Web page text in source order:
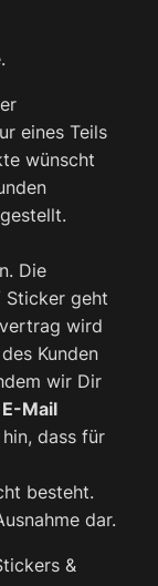
eines Teils
wünscht
Die
Sticker geht
wird
Kunden
wir Dir
E-Mail
dass für
besteht.
dar.
&